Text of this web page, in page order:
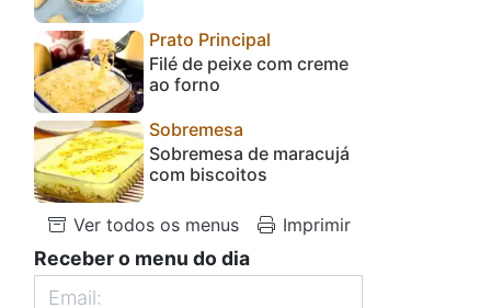
Prato Principal
Filé de peixe com creme
ao forno
Sobremesa
Sobremesa de maracujá
com biscoitos
Ver todos os menus Imprimir
Receber o menu do dia